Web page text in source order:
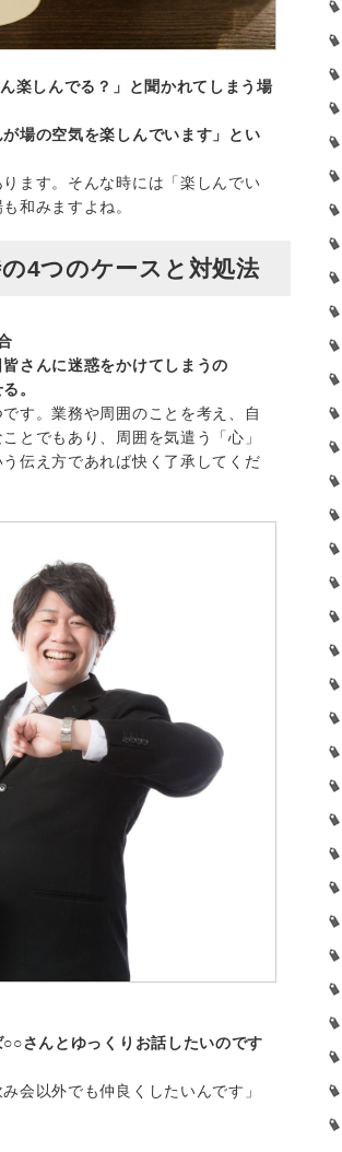
楽しんでる？」と聞かれてしまう場
場の空気を楽しんでいます」とい
ます。そんな時には「楽しんでい
和みますよね。
4つのケースと対処法
さんに迷惑をかけてしまうの
。
す。業務や周囲のことを考え、自
とでもあり、周囲を気遣う「心」
伝え方であれば快く了承してくだ
さんとゆっくりお話したいのです
会以外でも仲良くしたいんです」